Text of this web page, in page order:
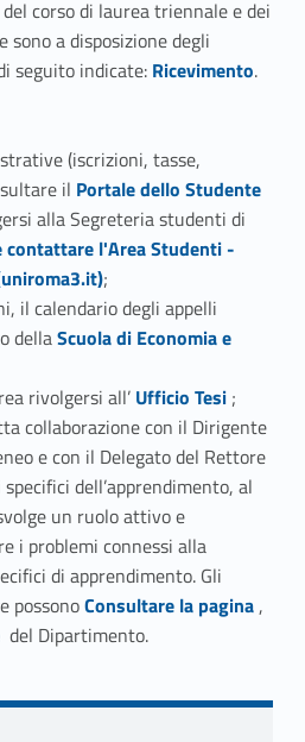
corso di laurea triennale e dei
a disposizione degli
seguito indicate: Link identifier #identifier__192031-1
Ricevimento.
(iscrizioni, tasse,
il Link identifier #identifier__93272-2
Portale dello Studente
alla Segreteria studenti di
contattare l'Area Studenti -
;
il calendario degli appelli
della Link identifier #identifier__89700-4
Scuola di Economia e
rivolgersi all’ Link identifier #identifier__68968-5
Ufficio Tesi;
collaborazione con il Dirigente
e con il Delegato del Rettore
dell’apprendimento, al
un ruolo attivo e
i problemi connessi alla
di apprendimento. Gli
possono Link identifier #identifier__92735-6
Consultare la pagina ,
del Dipartimento.